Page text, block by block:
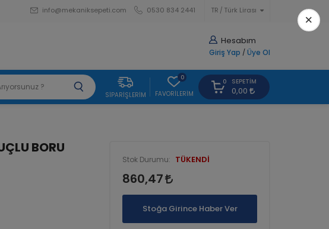
TR Türk Lirası
info@mekaniksepeti.com 0530 834 2441
Hesabım
Giriş Yap / Üye Ol
SIPARIŞLERIM
0
FAVORILERIM
0 SEPETIM
0,00
BORU
Stok Durumu: TÜKENDİ
860,47
Stoğa Girince Haber Ver
×